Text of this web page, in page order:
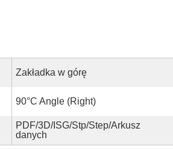
Zakładka w górę
90°C Angle (Right)
PDF/3D/ISG/Stp/Step/Arkusz
danych